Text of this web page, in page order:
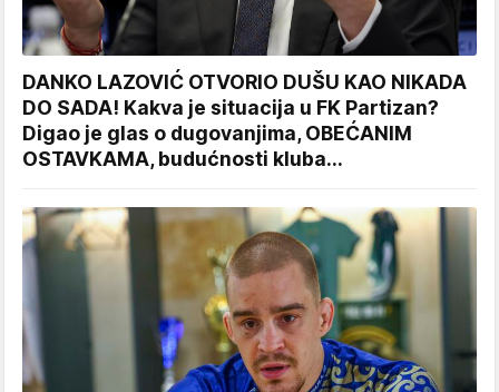
DANKO LAZOVIĆ OTVORIO DUŠU KAO NIKADA
DO SADA! Kakva je situacija u FK Partizan?
Digao je glas o dugovanjima, OBEĆANIM
OSTAVKAMA, budućnosti kluba...